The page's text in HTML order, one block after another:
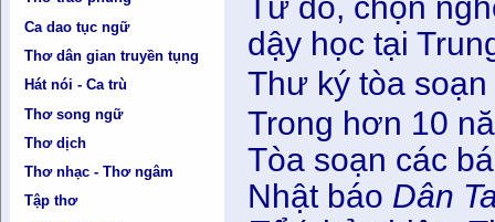
Ca dao tục ngữ
Thơ dân gian truyền tụng
Hát nói - Ca trù
Thơ song ngữ
Thơ dịch
Thơ nhạc - Thơ ngâm
Tập thơ
dậy học tại
Thư ký tòa
Trong hơn 10
Tòa soạn các
Nhật báo Dân